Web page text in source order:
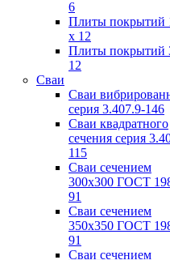
6
Плиты покрытий
x 12
Плиты покрытий
12
Сваи
Сваи
серия 3.407.9-146
Сваи квадратного
сечения серия
115
Сваи сечением
300х300 ГОСТ
91
Сваи сечением
350х350 ГОСТ
91
Сваи сечением